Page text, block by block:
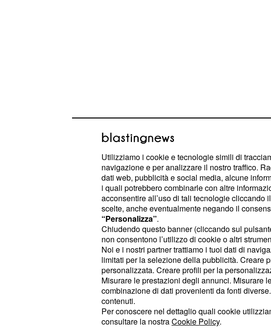
Il decreto recita 'si vuole punire la propaganda
dell'omosessualità ai minori'; sono in sostanza
le manifestazioni in difesa dei diritti dei gay, e per
partecipa o si fa trovare in zone limitrofe la
100 ai 125 europer i singoli individui, e arriva
euro per gli enti giuridici. La legge per ora
alcune province, compresa la Siberia. Quello
è che la persecuzione ai giovani gay è stata da
praticata sul territorio russo e la cronaca
ultimi giorni una accentuazione del fenomeno
stata aggredita in un parco e pestata a sangue
individui, un padre ad un minore ha offerto
scarica di botte poi lo ha minacciato di farlo
disabile purché non renda manifesti i
omosessuali.
Utilizziamo i cookie e tecnologie simili di
navigazione e per analizzare il nostro traffico.
dati web, pubblicità e social media, alcune
i quali potrebbero combinarle con altre
acconsentire all’uso di tali tecnologie cliccando
scelte, anche eventualmente negando il
“Personalizza”.
Chiudendo questo banner (cliccando sul
non consentono l’utilizzo di cookie o altri
Noi e i nostri partner trattiamo i tuoi dati di
limitati per la selezione della pubblicità. Creare
personalizzata. Creare profili per la
Misurare le prestazioni degli annunci. Misurare
combinazione di dati provenienti da fonti
contenuti.
Per conoscere nel dettaglio quali cookie
consultare la nostraCookie Policy.